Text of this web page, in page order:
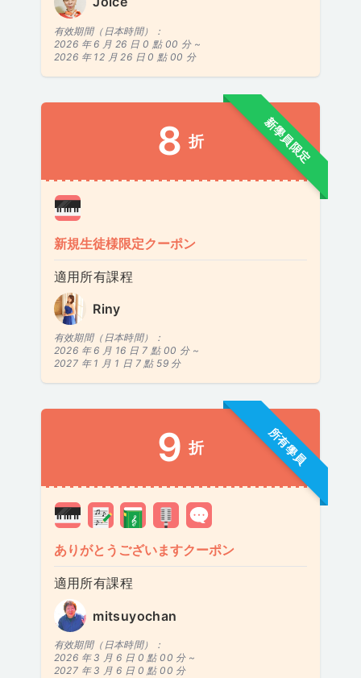
有效期間（日本時間）：
2026 年 6 月 26 日 0 點 00 分 ~
2026 年 12 月 26 日 0 點 00 分
新學員限定
8 折
新規生徒様限定クーポン
適用所有課程
Riny
有效期間（日本時間）：
2026 年 6 月 16 日 7 點 00 分 ~
2027 年 1 月 1 日 7 點 59 分
所有學員
9 折
ありがとうございますクーポン
適用所有課程
mitsuyochan
有效期間（日本時間）：
2026 年 3 月 6 日 0 點 00 分 ~
2027 年 3 月 6 日 0 點 00 分